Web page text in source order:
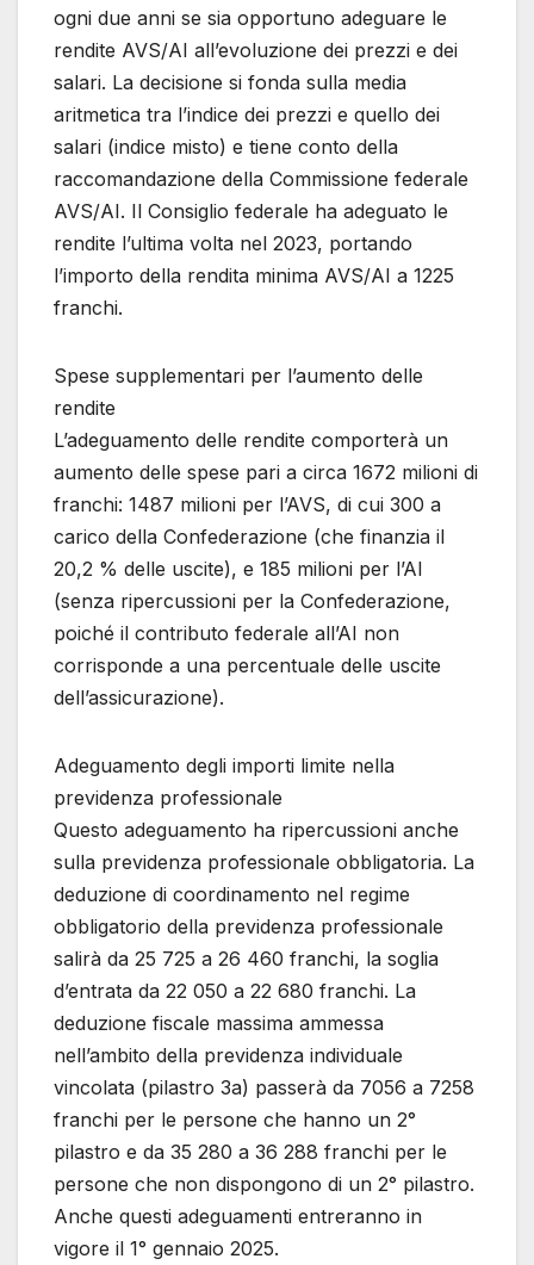
ogni due anni se sia opportuno adeguare le
rendite AVS/AI all’evoluzione dei prezzi e dei
salari. La decisione si fonda sulla media
aritmetica tra l’indice dei prezzi e quello dei
salari (indice misto) e tiene conto della
raccomandazione della Commissione federale
AVS/AI. Il Consiglio federale ha adeguato le
rendite l’ultima volta nel 2023, portando
l’importo della rendita minima AVS/AI a 1225
franchi.
Spese supplementari per l’aumento delle
rendite
L’adeguamento delle rendite comporterà un
aumento delle spese pari a circa 1672 milioni di
franchi: 1487 milioni per l’AVS, di cui 300 a
carico della Confederazione (che finanzia il
20,2 % delle uscite), e 185 milioni per l’AI
(senza ripercussioni per la Confederazione,
poiché il contributo federale all’AI non
corrisponde a una percentuale delle uscite
dell’assicurazione).
Adeguamento degli importi limite nella
previdenza professionale
Questo adeguamento ha ripercussioni anche
sulla previdenza professionale obbligatoria. La
deduzione di coordinamento nel regime
obbligatorio della previdenza professionale
salirà da 25 725 a 26 460 franchi, la soglia
d’entrata da 22 050 a 22 680 franchi. La
deduzione fiscale massima ammessa
nell’ambito della previdenza individuale
vincolata (pilastro 3a) passerà da 7056 a 7258
franchi per le persone che hanno un 2°
pilastro e da 35 280 a 36 288 franchi per le
persone che non dispongono di un 2° pilastro.
Anche questi adeguamenti entreranno in
vigore il 1° gennaio 2025.